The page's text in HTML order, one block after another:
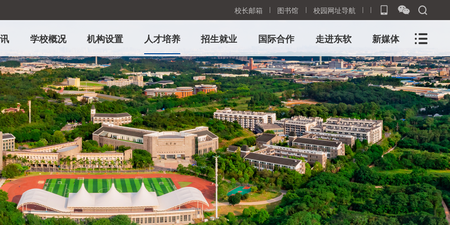
校长邮箱 图书馆 校园网址导航
学校概况 机构设置 人才培养 招生就业 国际合作 走进东软 新媒体